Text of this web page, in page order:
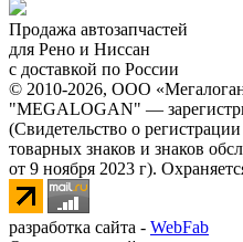
Продажа автозапчастей
для Рено и Ниссан
с доставкой по России
© 2010-2026, ООО
"MEGALOGAN" —
(Свидетельство о
товарных знаков и знаков
от 9 ноября 2023 г).
разработка сайта - WebFab